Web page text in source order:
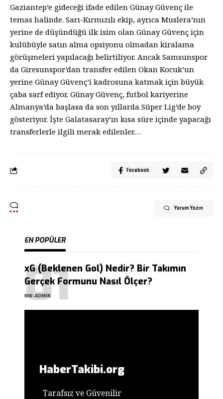
Gaziantep’e gideceği ifade edilen Günay Güvenç ile
temas halinde. Sarı-Kırmızılı ekip, ayrıca Muslera’nın
yerine de düşündüğü ilk isim olan Günay Güvenç için
kulübüyle satın alma opsiyonu olmadan kiralama
görüşmeleri yapılacağı belirtiliyor. Ancak Samsunspor
da Giresunspor’dan transfer edilen Okan Kocuk’un
yerine Günay Güvenç’i kadrosuna katmak için büyük
çaba sarf ediyor. Günay Güvenç, futbol kariyerine
Almanya’da başlasa da son yıllarda Süper Lig’de boy
gösteriyor. İşte Galatasaray’ın kısa süre içinde yapacağı
transferlerle ilgili merak edilenler…
Facebook
Yorum Yazın
EN POPÜLER
xG (Beklenen Gol) Nedir? Bir Takımın
Gerçek Formunu Nasıl Ölçer?
NW-ADMIN
HaberTakibi.org
Tarafsız ve Güvenilir